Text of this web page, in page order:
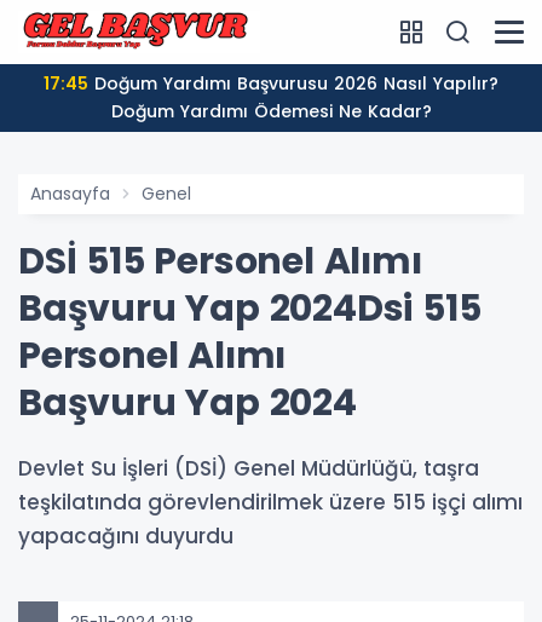
17:45
Doğum Yardımı Ödemesi Ne Kadar?
Anasayfa Genel
DSİ 515 Personel Alımı
Başvuru Yap 2024Dsi 515
Personel Alımı
Başvuru Yap 2024
Devlet Su İşleri (DSİ) Genel Müdürlüğü, taşra
teşkilatında görevlendirilmek üzere 515 işçi alımı
yapacağını duyurdu